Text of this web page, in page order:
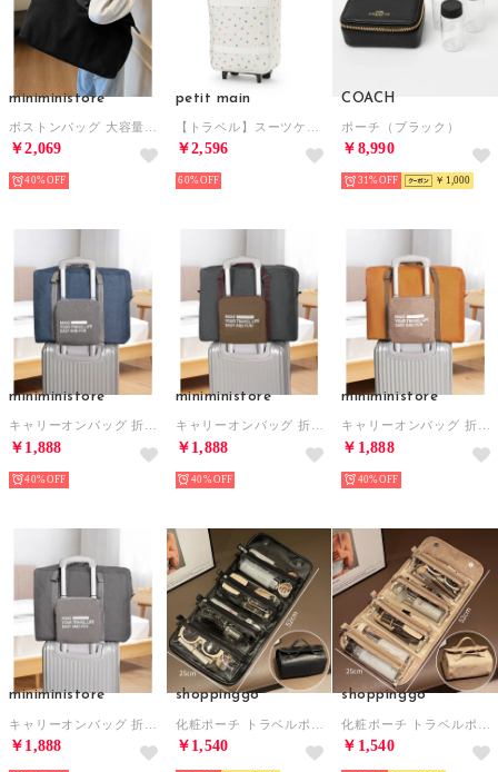
miniministore
￥2,069
40%
petit main
￥2,596
60%
COACH
ポーチ（ブラック）
￥8,990
31% ￥1,000
miniministore
キャリーオンバッグ 折りたたみバッグ軽量 （ダークブルー）
￥1,888
40%
miniministore
キャリーオンバッグ 折りたたみバッグ軽量 （チャコールグレー）
￥1,888
40%
miniministore
キャリーオンバッグ 折りたたみバッグ軽量 （オレンジ）
￥1,888
40%
miniministore
￥1,888
shoppinggo
￥1,540
shoppinggo
￥1,540